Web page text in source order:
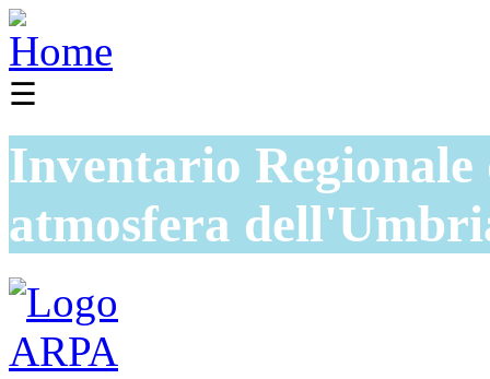
☰
Inventario
atmosfera